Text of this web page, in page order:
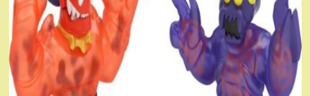
тянущихся
фигурок
Гуджитсу
Тайгор
и
Вайпер